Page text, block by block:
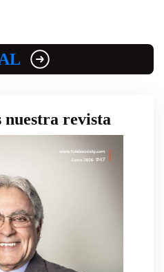
nuestra revista